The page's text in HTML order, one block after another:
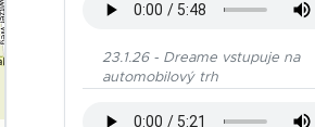
23.1.26 - Dreame vstupuje na
automobilový trh